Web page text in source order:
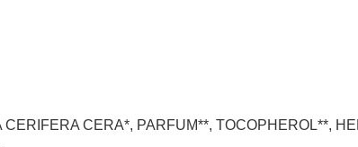
CERA*, PARFUM**, TOCOPHEROL**,